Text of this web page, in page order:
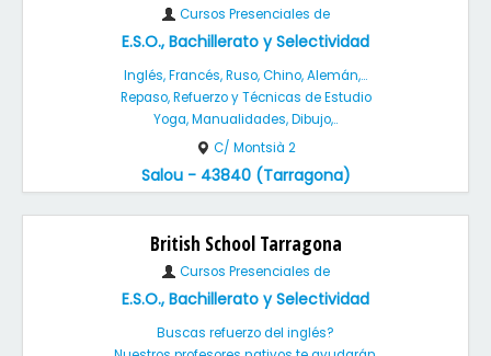
Cursos Presenciales de
E.S.O., Bachillerato y Selectividad
Inglés, Francés, Ruso, Chino, Alemán,...
Repaso, Refuerzo y Técnicas de Estudio
Yoga, Manualidades, Dibujo,..
C/ Montsià 2
Salou - 43840 (Tarragona)
British School Tarragona
Cursos Presenciales de
E.S.O., Bachillerato y Selectividad
Buscas refuerzo del inglés?